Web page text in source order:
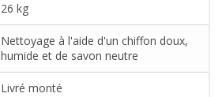
26 kg
Nettoyage à l'aide d'un chiffon doux,
humide et de savon neutre
Livré monté